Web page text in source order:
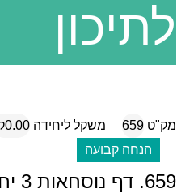
לתיכון
מק"ט659 משקל ליחידה0.00קי'
הנחה קבועה
659. דף נוסחאות 3 יח"ל